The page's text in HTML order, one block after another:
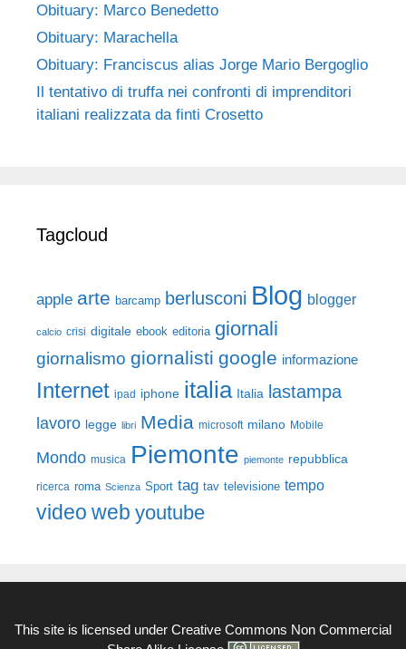
Obituary: Marco Benedetto
Obituary: Marachella
Obituary: Franciscus alias Jorge Mario Bergoglio
Il tentativo di truffa nei confronti di imprenditori
italiani realizzata da finti Crosetto
Tagcloud
apple arte barcamp berlusconi Blog blogger
calcio crisi digitale ebook editoria giornali
giornalismo giornalisti google informazione
Internet ipad iphone italia Italia lastampa
lavoro legge libri Media microsoft milano Mobile
Mondo musica Piemonte piemonte repubblica
ricerca roma Scienza Sport tag tav televisione tempo
video web youtube
This site is licensed under Creative Commons Non Commercial